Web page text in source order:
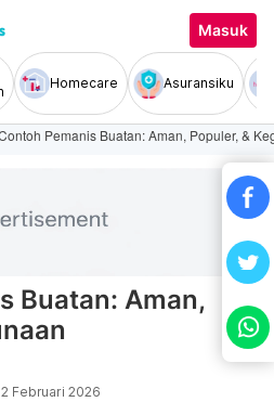
Masuk
Homecare Asuransiku
Pemanis Buatan: Aman, Populer, &
Buatan: Aman,
Februari 2026